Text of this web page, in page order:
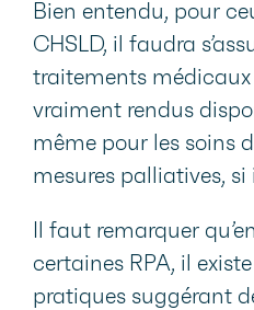
Bien entendu, pour
CHSLD, il faudra
traitements
vraiment rendus
même pour les soins
mesures palliatives, si
Il faut remarquer
certaines RPA, il
pratiques suggérant